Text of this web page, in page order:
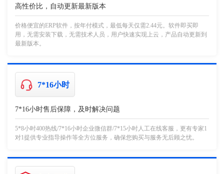
高性价比，自动更新最新版本
价格便宜的ERP软件，按年付模式，最低每天仅需2.44元。软件即买即
用，无需安装下载，无需技术人员，用户快速实现上云，产品自动更新到
最新版本。
7*16小时
7*16小时售后保障，及时解决问题
5*8小时400热线/7*16小时企业微信群/7*15小时人工在线客服，更有专家1
对1提供专业指导操作等全方位服务，确保您购买与服务无后顾之忧。